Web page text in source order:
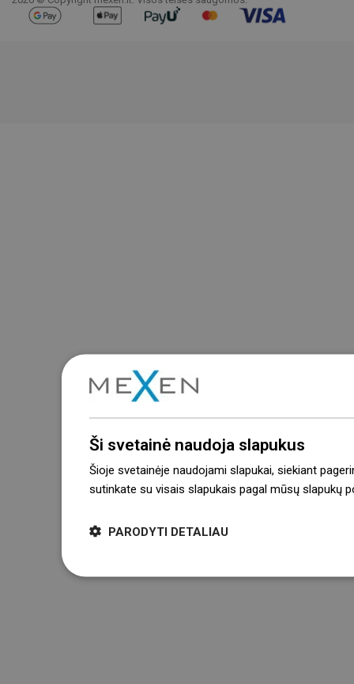
Ši svetainė naudoja slapukus
Šioje svetainėje naudojami slapukai, siekiant
sutinkate su visais slapukais pagal mūsų slapukų
PARODYTI DETALIAU